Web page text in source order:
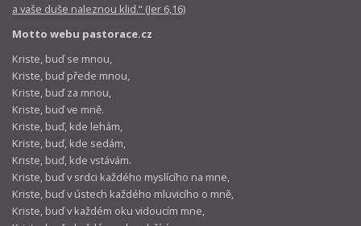
a vaše duše naleznou klid.“ (Jer 6,16)
Motto webu pastorace.cz
Kriste, buď se mnou,
Kriste, buď přede mnou,
Kriste, buď za mnou,
Kriste, buď ve mně.
Kriste, buď, kde lehám,
Kriste, buď, kde sedám,
Kriste, buď, kde vstávám.
Kriste, buď v srdci každého myslícího na mne,
Kriste, buď v ústech každého mluvicího o mně,
Kriste, buď v každém oku vidoucím mne,